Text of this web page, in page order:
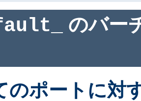
のバー
のポートに対